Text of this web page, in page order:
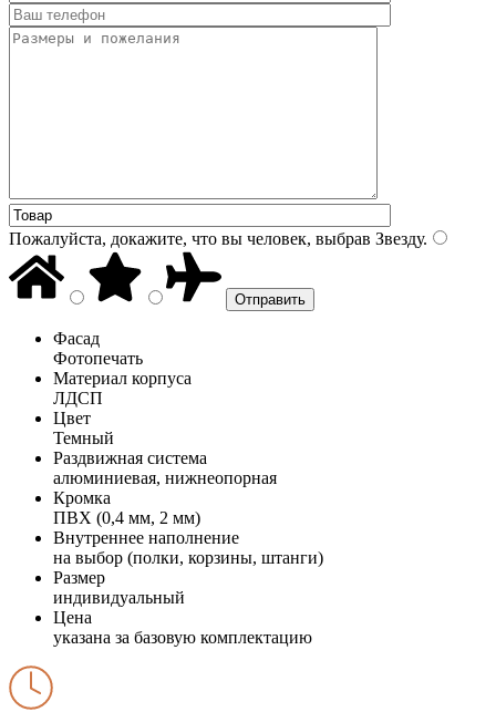
Пожалуйста, докажите, что вы человек, выбрав Звезду.
Фасад
Фотопечать
Материал корпуса
ЛДСП
Цвет
Темный
Раздвижная система
алюминиевая, нижнеопорная
Кромка
ПВХ (0,4 мм, 2 мм)
Внутреннее наполнение
на выбор (полки, корзины, штанги)
Размер
индивидуальный
Цена
указана за базовую комплектацию